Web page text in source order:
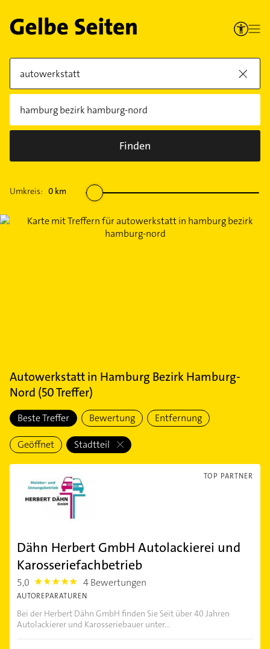
Finden
Umkreis: 0 km
Autowerkstattin Hamburg Bezirk Hamburg-
Nord (50Treffer)
Beste Treffer Bewertung Entfernung
Geöffnet Stadtteil
TOP PARTNER
Dähn Herbert GmbH Autolackierei und
Karosseriefachbetrieb
5,0 5.0 4 Bewertungen
AUTOREPARATUREN
Bei der Herbert Dähn GmbH finden Sie Seit über 40 Jahren
Autolackierer und Karosseriebauer unter...